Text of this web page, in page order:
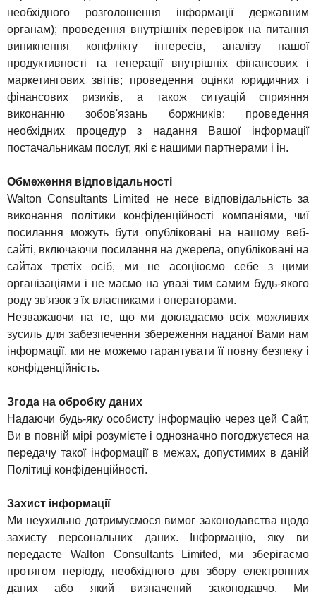
необхідного розголошення інформації державним
органам); проведення внутрішніх перевірок на питання
виникнення конфлікту інтересів, аналізу нашої
продуктивності та генерації внутрішніх фінансових і
маркетингових звітів; проведення оцінки юридичних і
фінансових ризиків, а також ситуацій сприяння
виконанню зобов'язань боржників; проведення
необхідних процедур з надання Вашої інформації
постачальникам послуг, які є нашими партнерами і ін.
Обмеження відповідальності
Walton Consultants Limited не несе відповідальність за
виконання політики конфіденційності компаніями, чиї
посилання можуть бути опубліковані на нашому веб-
сайті, включаючи посилання на джерела, опубліковані на
сайтах третіх осіб, ми не асоціюємо себе з цими
організаціями і не маємо на увазі тим самим будь-якого
роду зв'язок з їх власниками і операторами.
Незважаючи на те, що ми докладаємо всіх можливих
зусиль для забезпечення збереження наданої Вами нам
інформації, ми не можемо гарантувати її повну безпеку і
конфіденційність.
Згода на обробку даних
Надаючи будь-яку особисту інформацію через цей Сайт,
Ви в повній мірі розумієте і однозначно погоджуєтеся на
передачу такої інформації в межах, допустимих в даній
Політиці конфіденційності.
Захист інформації
Ми неухильно дотримуємося вимог законодавства щодо
захисту персональних даних. Інформацію, яку ви
передаєте Walton Consultants Limited, ми зберігаємо
протягом періоду, необхідного для збору електронних
даних або який визначений законодавчо. Ми